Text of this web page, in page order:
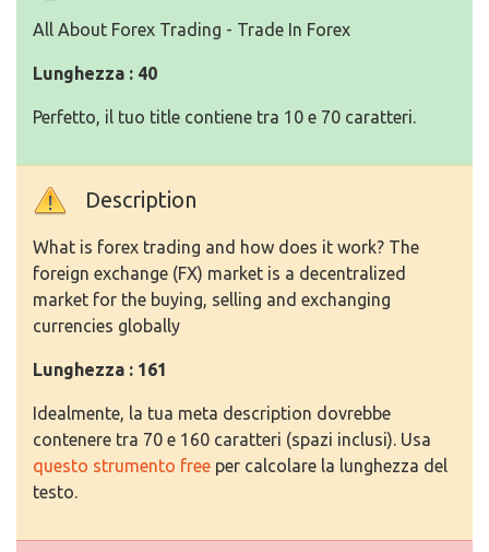
All About Forex Trading - Trade In Forex
Lunghezza : 40
Perfetto, il tuo title contiene tra 10 e 70 caratteri.
Description
What is forex trading and how does it work? The
foreign exchange (FX) market is a decentralized
market for the buying, selling and exchanging
currencies globally
Lunghezza : 161
Idealmente, la tua meta description dovrebbe
contenere tra 70 e 160 caratteri (spazi inclusi). Usa
questo strumento free per calcolare la lunghezza del
testo.